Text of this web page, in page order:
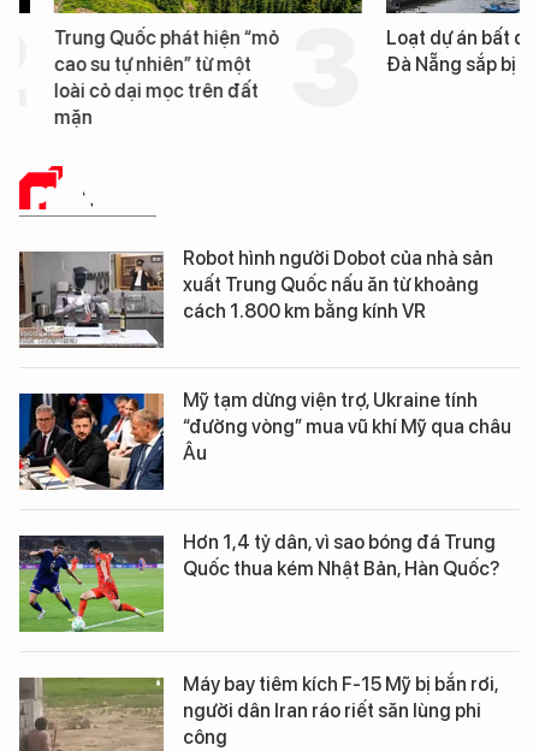
Trung Quốc phát hiện “mỏ
cao su tự nhiên” từ một
loài cỏ dại mọc trên đất
mặn
Loạt dự án bất động
Đà Nẵng sắp bị kiểm
PHÂN TÍCH
Robot hình người Dobot của nhà sản
xuất Trung Quốc nấu ăn từ khoảng
cách 1.800 km bằng kính VR
Mỹ tạm dừng viện trợ, Ukraine tính
“đường vòng” mua vũ khí Mỹ qua châu
Âu
Hơn 1,4 tỷ dân, vì sao bóng đá Trung
Quốc thua kém Nhật Bản, Hàn Quốc?
Máy bay tiêm kích F-15 Mỹ bị bắn rơi,
người dân Iran ráo riết săn lùng phi
công